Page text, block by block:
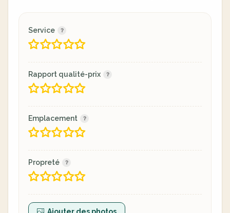
Service
Rapport qualité-prix
Emplacement
Propreté
Ajouter des photos